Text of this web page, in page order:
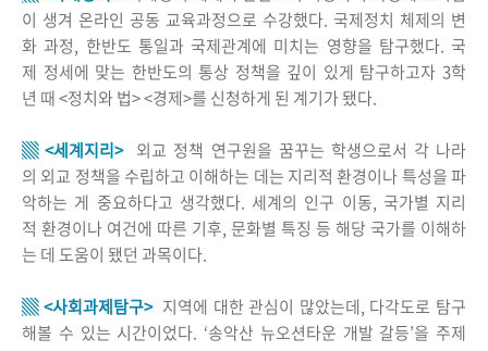
이 생겨 온라인 공동 교육과정으로 수강했다. 국제정치 체제의 변
화 과정, 한반도 통일과 국제관계에 미치는 영향을 탐구했다. 국
제 정세에 맞는 한반도의 통상 정책을 깊이 있게 탐구하고자 3학
년 때 <정치와 법> <경제>를 신청하게 된 계기가 됐다.
▒ <세계지리>외교 정책 연구원을 꿈꾸는 학생으로서 각 나라
의 외교 정책을 수립하고 이해하는 데는 지리적 환경이나 특성을 파
악하는 게 중요하다고 생각했다. 세계의 인구 이동, 국가별 지리
적 환경이나 여건에 따른 기후, 문화별 특징 등 해당 국가를 이해하
는 데 도움이 됐던 과목이다.
▒ <사회과제탐구> 지역에 대한 관심이 많았는데, 다각도로 탐구
해볼 수 있는 시간이었다. ‘송악산 뉴오션타운 개발 갈등’을 주제